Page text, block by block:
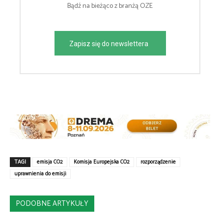
Bądź na bieżąco z branżą OZE
Zapisz się do newslettera
TAGI emisja CO2 Komisja Europejska CO2
rozporządzenie
uprawnienia do emisji
PODOBNE ARTYKUŁY